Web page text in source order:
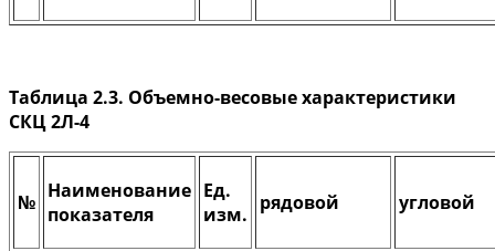
Таблица 2.3. Объемно-весовые характеристики
СКЦ 2Л-4
№ Наименование
показателя
Ед.
изм. рядовой угловой